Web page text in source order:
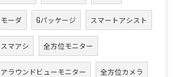
モーダ Gパッケージ スマートアシスト
スマアシ 全方位モニター
アラウンドビューモニター 全方位カメラ